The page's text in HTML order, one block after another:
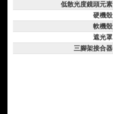
低散光度鏡頭元素
硬機殼
軟機殼
遮光罩
三腳架接合器